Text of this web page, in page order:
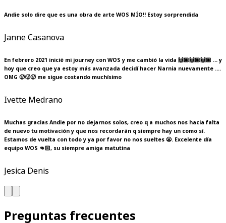
Andie solo dire que es una obra de arte WOS MÍO!! Estoy sorprendida
Janne Casanova
En febrero 2021 inicié mi journey con WOS y me cambió la vida 🙌🏼🙌🏼🙌🏼 … y
hoy que creo que ya estoy más avanzada decidí hacer Narnia nuevamente ….
OMG 🥵🥵🥵 me sigue costando muchísimo
Ivette Medrano
Muchas gracias Andie por no dejarnos solos, creo q a muchos nos hacia falta
de nuevo tu motivación y que nos recordarán q siempre hay un como sí.
Estamos de vuelta con todo y ya por favor no nos sueltes 😬. Excelente día
equipo WOS 👊🏻, su siempre amiga matutina
Jesica Denis
Preguntas frecuentes